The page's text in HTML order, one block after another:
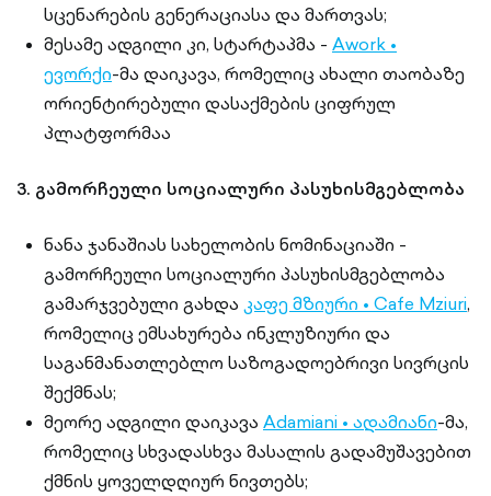
სცენარების გენერაციასა და მართვას;
მესამე ადგილი კი, სტარტაპმა - Awork •
ევორქი-მა დაიკავა, რომელიც ახალი თაობაზე
ორიენტირებული დასაქმების ციფრულ
პლატფორმაა
3. გამორჩეული სოციალური პასუხისმგებლობა
ნანა ჯანაშიას სახელობის ნომინაციაში -
გამორჩეული სოციალური პასუხისმგებლობა
გამარჯვებული გახდა კაფე მზიური • Cafe Mziuri,
რომელიც ემსახურება ინკლუზიური და
საგანმანათლებლო საზოგადოებრივი სივრცის
შექმნას;
მეორე ადგილი დაიკავა Adamiani • ადამიანი-მა,
რომელიც სხვადასხვა მასალის გადამუშავებით
ქმნის ყოველდღიურ ნივთებს;